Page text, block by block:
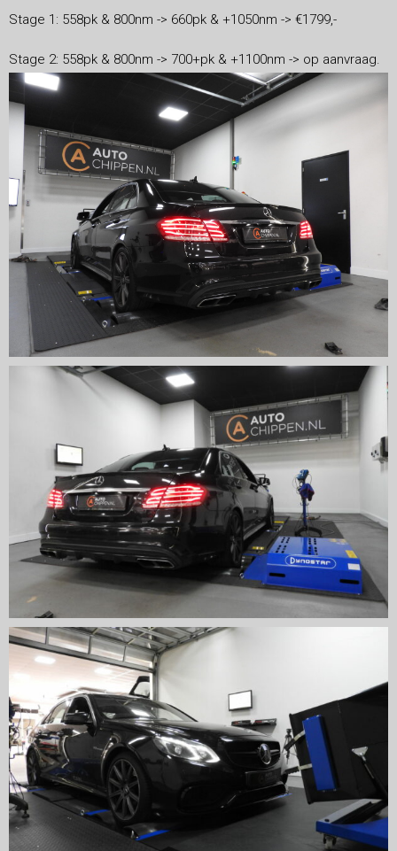
Stage 1: 558pk & 800nm -> 660pk & +1050nm -> €1799,-
Stage 2: 558pk & 800nm -> 700+pk & +1100nm -> op aanvraag.